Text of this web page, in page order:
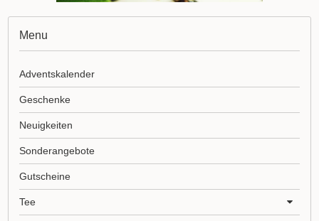
Menu
Adventskalender
Geschenke
Neuigkeiten
Sonderangebote
Gutscheine
Tee